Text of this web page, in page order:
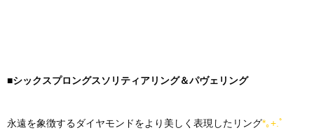
■シックスプロングスソリティアリング＆パヴェリング
永遠を象徴するダイヤモンドをより美しく表現したリング*｡+.ﾟ